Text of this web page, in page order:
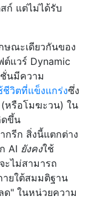
ก์ แต่ไม่ได้รับ
ษณะเดียวกันของ
แวร์ Dynamic
ชั่นมีความ
วิตที่แข็งแกร่งซึ่ง
หรือโมฆะวน) ใน
ดขึ้น
กรีก สิ่งนี้แตกต่าง
AI ยังคงใช้
ะไม่สามารถ
ายใต้สมมติฐาน
ด" ในหน่วยความ